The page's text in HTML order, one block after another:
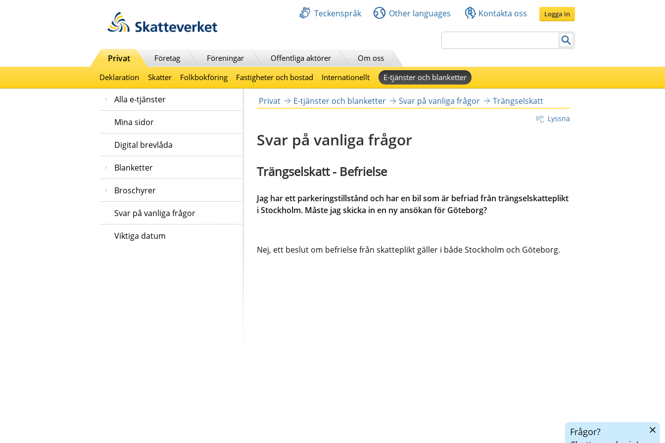
Teckenspråk Other languages Kontakta oss Logga in
Privat Företag Föreningar Offentliga aktörer
Om oss
Deklaration
Skatter Folkbokföring Fastigheter och bostad Internationellt E-tjänster och blanketter
Alla e-tjänster
Mina sidor
Digital brevlåda
Blanketter
Broschyrer
Svar på vanliga frågor
Viktiga datum
Privat E-tjänster och blanketter Svar på vanliga frågor Trängselskatt
Lyssna
Svar på vanliga frågor
Trängselskatt - Befrielse
Jag har ett parkeringstillstånd och har en bil som är befriad från trängselskatteplikt
i Stockholm. Måste jag skicka in en ny ansökan för Göteborg?
Nej, ett beslut om befrielse från skatteplikt gäller i både Stockholm och Göteborg.
Frågor?
Dölj